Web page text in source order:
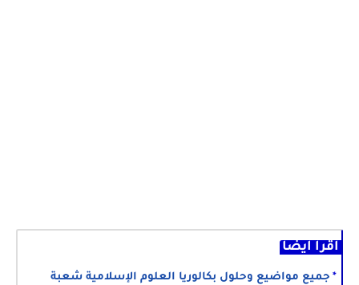
اقرأ أيضا
جميع مواضيع وحلول بكالوريا العلوم الإسلامية شعبة